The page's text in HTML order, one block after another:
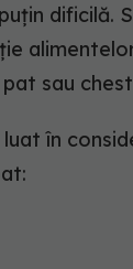
dificilă.
sau
în